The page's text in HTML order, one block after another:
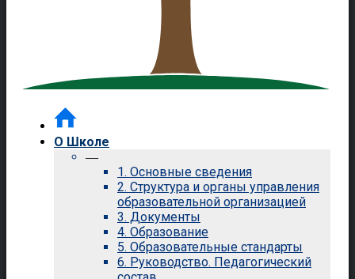
О Школе
—
1. Основные сведения
2. Структура и органы управления
образовательной организацией
3. Документы
4. Образование
5. Образовательные стандарты
6. Руководство. Педагогический